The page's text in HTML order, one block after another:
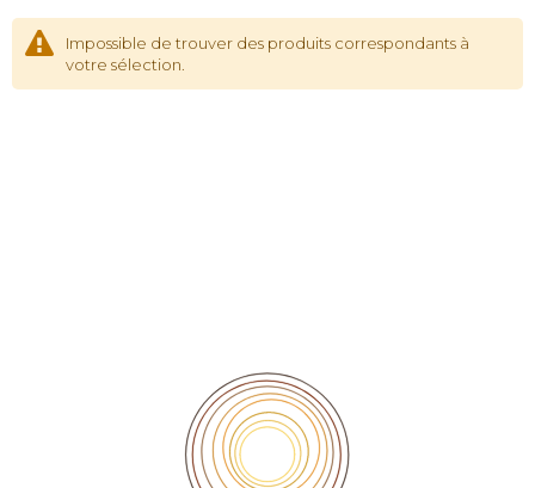
Impossible de trouver des produits correspondants à
votre sélection.